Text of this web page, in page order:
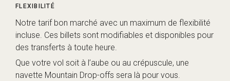
FLEXIBILITÉ
Notre tarif bon marché avec un maximum de flexibilité
incluse. Ces billets sont modifiables et disponibles pour
des transferts à toute heure.
Que votre vol soit à l’aube ou au crépuscule, une
navette Mountain Drop-offs sera là pour vous.